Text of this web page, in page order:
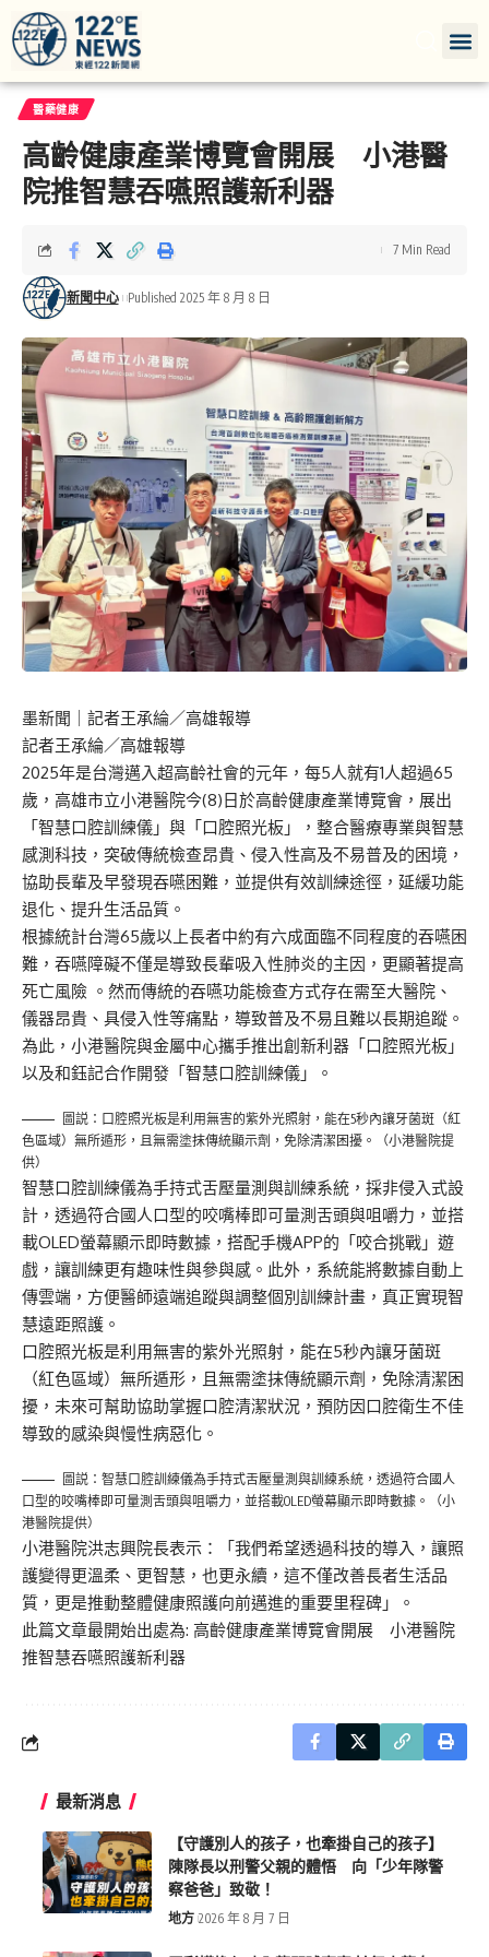
醫藥健康
高齡健康產業博覽會開展 小港醫
院推智慧吞嚥照護新利器
新聞中心 Published 2025 年 8 月 8 日
7 Min Read
墨新聞 ｜記者王承綸／高雄報導
記者王承綸／高雄報導
2025年是台灣邁入超高齡社會的元年，每5人就有1人超過65
歲 ， 高雄市立小港醫院今(8)日於高齡健康產業博覽會 ，展出
「智慧口腔訓練儀 」 與 「口腔照光板 」
，整合醫療專業與智慧
感測科技，突破傳統檢查昂貴、侵入性高及不易普及的困境，
協助長輩及早發現吞嚥困難，並提供有效訓練途徑，延緩功能
退化、提升生活品質 。
根據統計台灣65歲以上長者中約有六成面臨不同程度的吞嚥困
難，吞嚥障礙不僅是導致長輩吸入性肺炎的主因，更顯著提高
死亡風險 。然而傳統的吞嚥功能檢查方式存在需至大醫院、
儀器昂貴、具侵入性等痛點，導致普及不易且難以長期追蹤。
為此，小港醫院與金屬中心攜手推出創新利器 「口腔照光板 」
以及和鈺記合作開發 「智慧口腔訓練儀 」 。
圖説：口腔照光板是利用無害的紫外光照射，能在5秒內讓牙菌斑（紅
色區域）無所遁形，且無需塗抹傳統顯示劑，免除清潔困擾。（小港醫院提
供）
智慧口腔訓練儀為手持式舌壓量測與訓練系統，採非侵入式設
計，透過符合國人口型的咬嘴棒即可量測舌頭與咀嚼力，並搭
載OLED螢幕顯示即時數據，搭配手機APP的「咬合挑戰」遊
戲，讓訓練更有趣味性與參與感。此外，系統能將數據自動上
傳雲端，方便醫師遠端追蹤與調整個別訓練計畫，真正實現智
慧遠距照護。
口腔照光板是利用無害的紫外光照射，能在5秒內讓牙菌斑
（紅色區域）無所遁形，且無需塗抹傳統顯示劑，免除清潔困
擾，未來可幫助協助掌握口腔清潔狀況，預防因口腔衛生不佳
導致的感染與慢性病惡化。
圖説：智慧口腔訓練儀為手持式舌壓量測與訓練系統，透過符合國人
口型的咬嘴棒即可量測舌頭與咀嚼力，並搭載OLED螢幕顯示即時數據。（小
港醫院提供）
小港醫院洪志興院長表示：「我們希望透過科技的導入，讓照
護變得更溫柔、更智慧，也更永續 ， 這不僅改善長者生活品
質，更是推動整體健康照護向前邁進的重要里程碑 」
。
此篇文章最開始出處為: 高齡健康產業博覽會開展 小港醫院
推智慧吞嚥照護新利器
最新消息
【守護別人的孩子，也牽掛自己的孩子】
陳隊長以刑警父親的體悟 向「少年隊警
察爸爸」致敬！
地方 2026 年 8 月 7 日